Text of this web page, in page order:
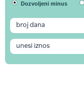
Dozvoljeni minus